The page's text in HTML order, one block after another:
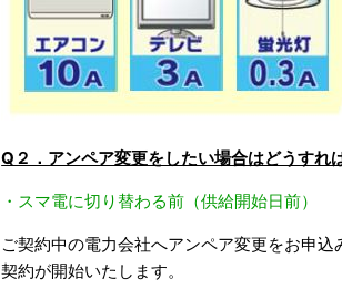
Q２．アンペア変更をしたい場合はどうすれ
・スマ電に切り替わる前（供給開始日前）
ご契約中の電力会社へアンペア変更をお申
契約が開始いたします。